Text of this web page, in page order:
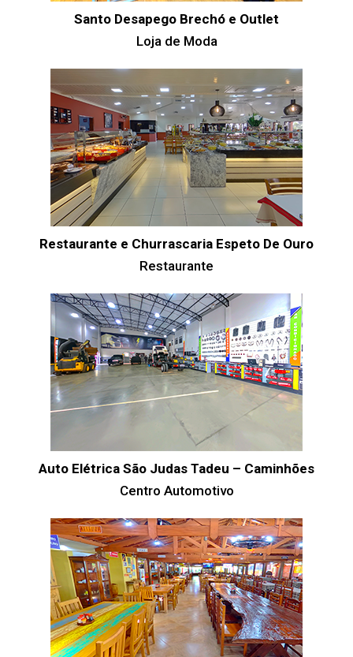
Santo Desapego Brechó e Outlet
Loja de Moda
Restaurante e Churrascaria Espeto De Ouro
Restaurante
Auto Elétrica São Judas Tadeu – Caminhões
Centro Automotivo